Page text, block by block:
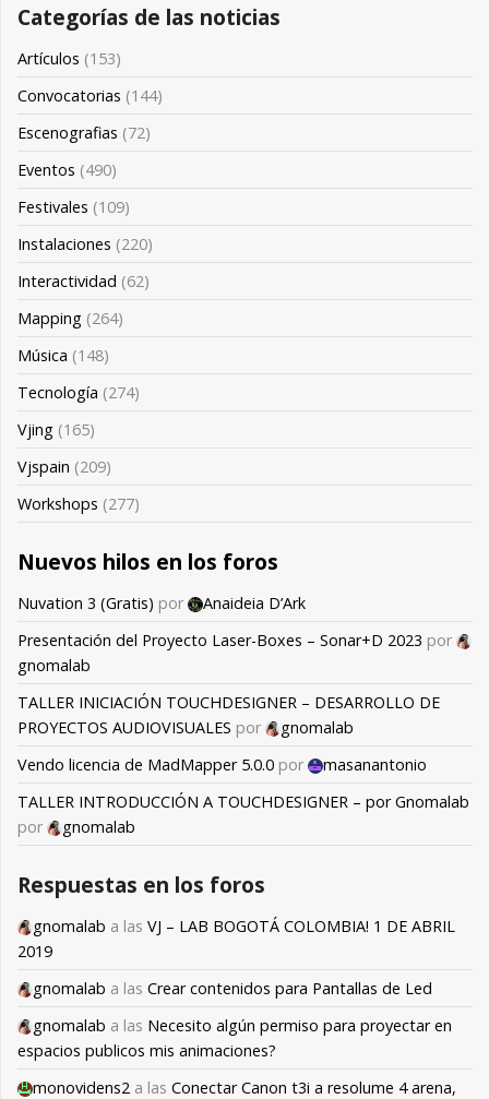
Categorías de las noticias
Artículos (153)
Convocatorias (144)
Escenografias (72)
Eventos (490)
Festivales (109)
Instalaciones (220)
Interactividad (62)
Mapping (264)
Música (148)
Tecnología (274)
Vjing (165)
Vjspain (209)
Workshops (277)
Nuevos hilos en los foros
Nuvation 3 (Gratis) por
Anaideia D’Ark
Presentación del Proyecto Laser-Boxes – Sonar+D 2023 por
gnomalab
TALLER INICIACIÓN TOUCHDESIGNER – DESARROLLO DE
PROYECTOS AUDIOVISUALES por
gnomalab
Vendo licencia de MadMapper 5.0.0 por
masanantonio
TALLER INTRODUCCIÓN A TOUCHDESIGNER – por Gnomalab
por
gnomalab
Respuestas en los foros
gnomalab a las VJ – LAB BOGOTÁ COLOMBIA! 1 DE ABRIL
2019
gnomalab a las Crear contenidos para Pantallas de Led
gnomalab a las Necesito algún permiso para proyectar en
espacios publicos mis animaciones?
monovidens2 a las Conectar Canon t3i a resolume 4 arena,